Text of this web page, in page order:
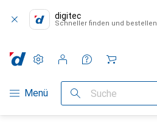
digitec
Schneller finden und bestellen
Navigation nach Kategorien
Menü Suche
Einstellungen
Kundenkonto
Vergleichslisten
Merklisten
Warenkorb